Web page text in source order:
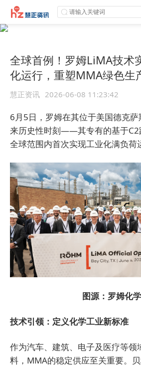
全球首例！罗姆LiMA技术
化运行，重塑MMA绿色生
慧正资讯 2026-06-08 11:23:42
6月5日，罗姆在其位于美国德克
来历史性时刻——其专有的基于C2
全球范围内首次实现工业化满负荷
图源：罗姆化学
技术引领：定义化学工业新标准
作为汽车、建筑、电子及医疗等领
料，MMA的稳定供应至关重要。